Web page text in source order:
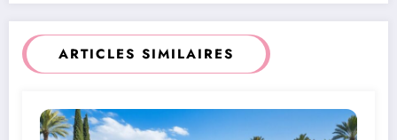
ARTICLES SIMILAIRES